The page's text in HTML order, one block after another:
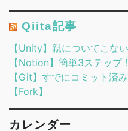
Qiita記事
【Unity】親についてこな
【Notion】簡単3ステップ
【Git】すでにコミット済
【Fork】
カレンダー